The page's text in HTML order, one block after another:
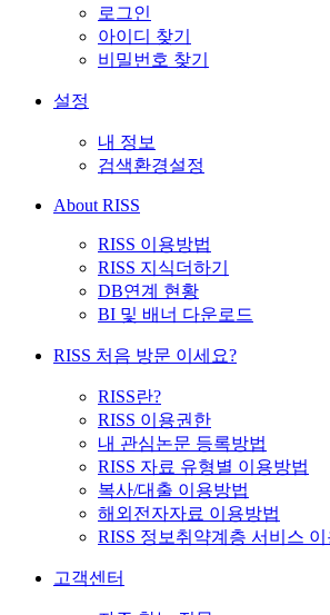
로그인
아이디 찾기
비밀번호 찾기
설정
내 정보
검색환경설정
About RISS
RISS 이용방법
RISS 지식더하기
DB연계 현황
BI 및 배너 다운로드
RISS 처음 방문 이세요?
RISS란?
RISS 이용권한
내 관심논문 등록방법
RISS 자료 유형별 이용방법
복사/대출 이용방법
해외전자자료 이용방법
RISS 정보취약계층 서비스 이
고객센터